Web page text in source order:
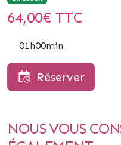
64,00€ TTC
01h00min
Réserver
NOUS VOUS